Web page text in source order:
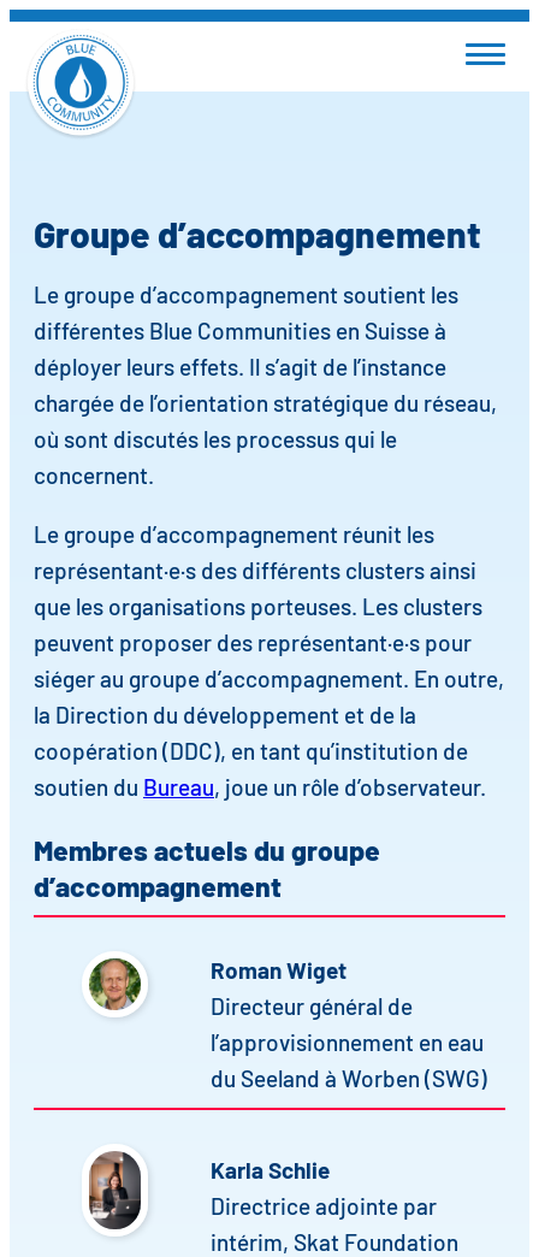
Aller
contenu
DEFRIT
INFORMATIONS SUR LE RÉSEAU
AGENDA
À PROPOS DE NOUS
Groupe d’accompagnement
Le groupe d’accompagnement soutient les
différentes Blue Communities en Suisse à
déployer leurs effets. Il s’agit de l’instance
chargée de l’orientation stratégique du réseau,
où sont discutés les processus qui le
concernent.
Le groupe d’accompagnement réunit les
représentant·e·s des différents clusters ainsi
que les organisations porteuses. Les clusters
peuvent proposer des représentant·e·s pour
siéger au groupe d’accompagnement. En outre,
la Direction du développement et de la
coopération (DDC), en tant qu’institution de
soutien du Bureau, joue un rôle d’observateur.
Membres actuels du groupe
d’accompagnement
Roman Wiget
Directeur général de
l’approvisionnement en eau
du Seeland à Worben (SWG)
Karla Schlie
Directrice adjointe par
intérim, Skat Foundation